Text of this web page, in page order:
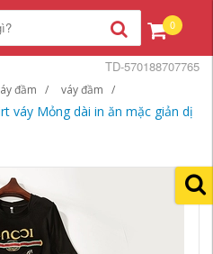
0
đầm váy đầm
váy Mỏng dài in ăn mặc giản dị
TD-570188707765